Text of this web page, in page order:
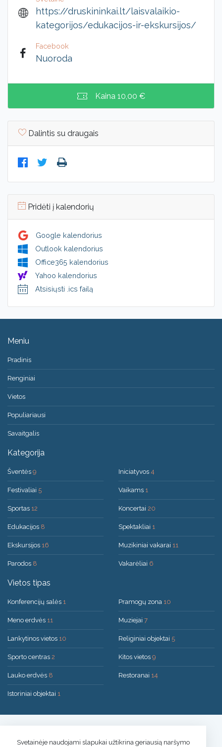
https://druskininkai.lt/laisvalaikio-
kategorijos/edukacijos-ir-ekskursijos/
Facebook
Nuoroda
Kaina 10,00 €
Dalintis su draugais
Pridėti į kalendorių
Google kalendorius
Outlook kalendorius
Office365 kalendorius
Yahoo kalendorius
Atsisiųsti .ics failą
Meniu
Pradinis
Renginiai
Vietos
Populiariausi
Savaitgalis
Kategorija
Šventės 9
Festivaliai 5
Sportas 12
Edukacijos 8
Ekskursijos 16
Parodos 8
Iniciatyvos 4
Vaikams 1
Koncertai 20
Spektakliai 1
Muzikiniai vakarai 11
Vakarėliai 6
Vietos tipas
Konferencijų salės 1
Meno erdvės 11
Lankytinos vietos 10
Sporto centras 2
Lauko erdvės 8
Istoriniai objektai 1
Pramogų zona 10
Muziejai 7
Religiniai objektai 5
Kitos vietos 9
Restoranai 14
Svetainėje naudojami slapukai užtikrina geriausią naršymo